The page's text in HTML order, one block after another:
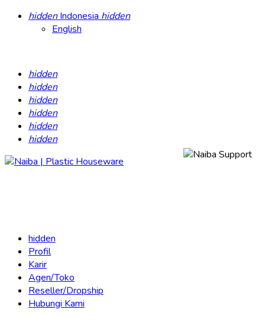
hiddenIndonesia hidden
English
hidden
hidden
hidden
hidden
hidden
hidden
hidden
Profil
Karir
Agen/Toko
Reseller/Dropship
Hubungi Kami